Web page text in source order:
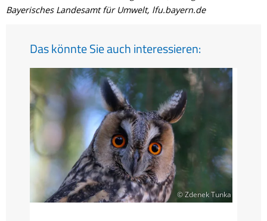
Bayerisches Landesamt für Umwelt, lfu.bayern.de
Das könnte Sie auch interessieren:
© Zdenek Tunka